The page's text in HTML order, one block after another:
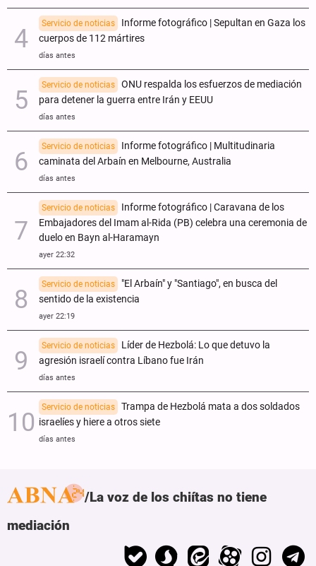
Servicio de noticias
Informe fotográfico | Sepultan en Gaza los
cuerpos de 112 mártires
días antes
Servicio de noticias
ONU respalda los esfuerzos de mediación
para detener la guerra entre Irán y EEUU
días antes
Servicio de noticias
Informe fotográfico | Multitudinaria
caminata del Arbaín en Melbourne, Australia
días antes
Servicio de noticias
Informe fotográfico | Caravana de los
Embajadores del Imam al-Rida (PB) celebra una ceremonia de
duelo en Bayn al-Haramayn
ayer 22:32
Servicio de noticias
"El Arbaín" y "Santiago", en busca del
sentido de la existencia
ayer 22:19
Servicio de noticias
Líder de Hezbolá: Lo que detuvo la
agresión israelí contra Líbano fue Irán
días antes
Servicio de noticias
Trampa de Hezbolá mata a dos soldados
israelíes y hiere a otros siete
días antes
La voz de los chiítas no tiene
mediación